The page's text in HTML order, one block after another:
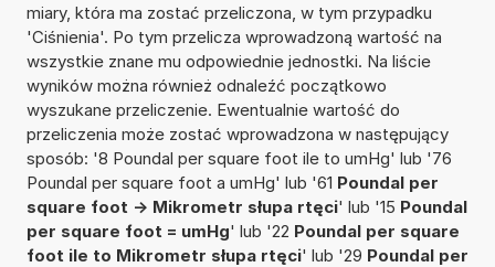
miary, która ma zostać przeliczona, w tym przypadku
'Ciśnienia'. Po tym przelicza wprowadzoną wartość na
wszystkie znane mu odpowiednie jednostki. Na liście
wyników można również odnaleźć początkowo
wyszukane przeliczenie. Ewentualnie wartość do
przeliczenia może zostać wprowadzona w następujący
sposób: '8 Poundal per square foot ile to umHg' lub '76
Poundal per square foot a umHg' lub '61 Poundal per
square foot -> Mikrometr słupa rtęci' lub '15 Poundal
per square foot = umHg' lub '22 Poundal per square
foot ile to Mikrometr słupa rtęci' lub '29 Poundal per